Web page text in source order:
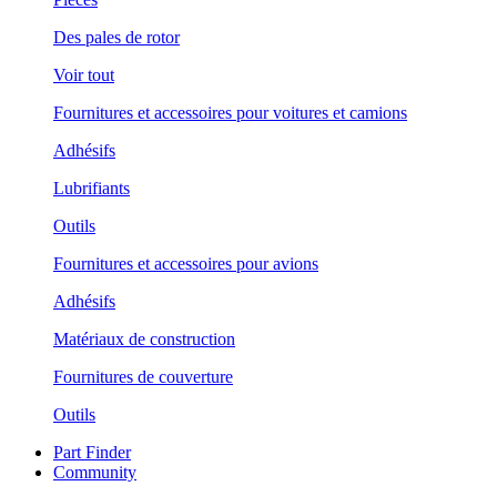
Des pales de rotor
Voir tout
Fournitures et accessoires pour voitures et camions
Adhésifs
Lubrifiants
Outils
Fournitures et accessoires pour avions
Adhésifs
Matériaux de construction
Fournitures de couverture
Outils
Part Finder
Community